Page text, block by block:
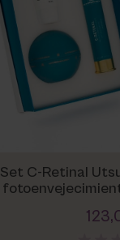
Set C-Retinal